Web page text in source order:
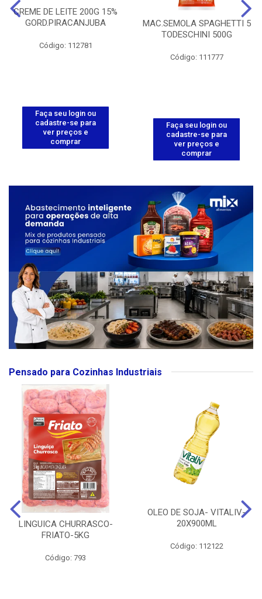
CREME DE LEITE 200G 15%
GORD.PIRACANJUBA
Código: 112781
Faça seu login ou
cadastre-se para
ver preços e
comprar
MAC.SEMOLA SPAGHETTI 5
TODESCHINI 500G
Código: 111777
Faça seu login ou
cadastre-se para
ver preços e
comprar
Pensado para Cozinhas Industriais
LINGUICA CHURRASCO-
FRIATO-5KG
Código: 793
OLEO DE SOJA- VITALIV-
20X900ML
Código: 112122